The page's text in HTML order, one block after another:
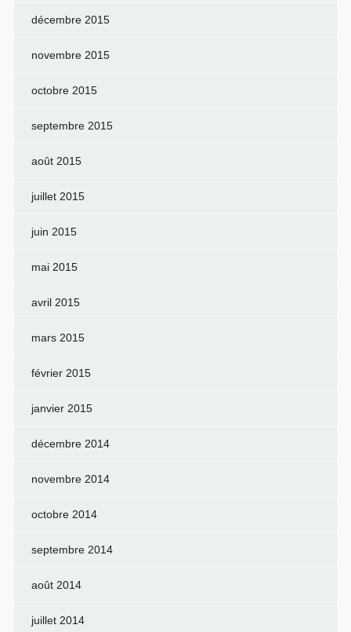
décembre 2015
novembre 2015
octobre 2015
septembre 2015
août 2015
juillet 2015
juin 2015
mai 2015
avril 2015
mars 2015
février 2015
janvier 2015
décembre 2014
novembre 2014
octobre 2014
septembre 2014
août 2014
juillet 2014